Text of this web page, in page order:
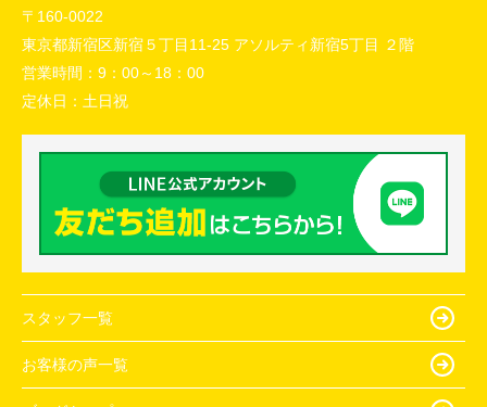
〒160-0022
東京都新宿区新宿５丁目11-25 アソルティ新宿5丁目 ２階
営業時間： 9：00～18：00
定休日： 土日祝
スタッフ一覧
お客様の声一覧